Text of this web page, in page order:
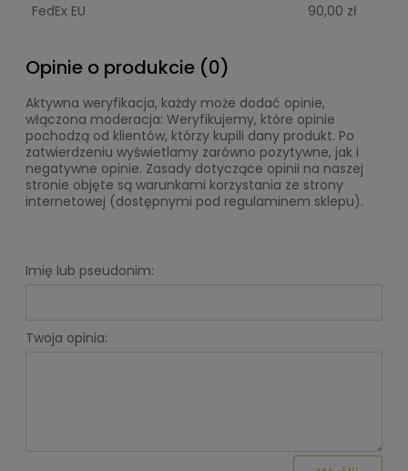
FedEx EU 90,00 zł
Opinie o produkcie (0)
Aktywna weryfikacja, każdy może dodać opinie,
włączona moderacja: Weryfikujemy, które opinie
pochodzą od klientów, którzy kupili dany produkt. Po
zatwierdzeniu wyświetlamy zarówno pozytywne, jak i
negatywne opinie. Zasady dotyczące opinii na naszej
stronie objęte są warunkami korzystania ze strony
internetowej (dostępnymi pod regulaminem sklepu).
Imię lub pseudonim:
Twoja opinia: